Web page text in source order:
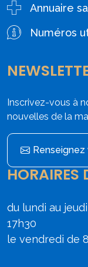
Annuaire
Numéros
Inscrivez-vous à
nouvelles de la
HORAIRES
du lundi au
17h30
le vendredi de